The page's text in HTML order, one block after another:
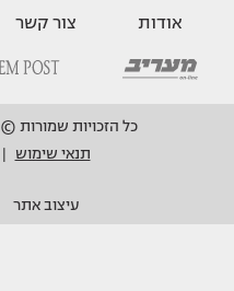
אודות צור קשר
כל הזכויות שמורות © 2014 מעריב און ליין בע"מ.
תנאי שימוש
עיצוב אתר